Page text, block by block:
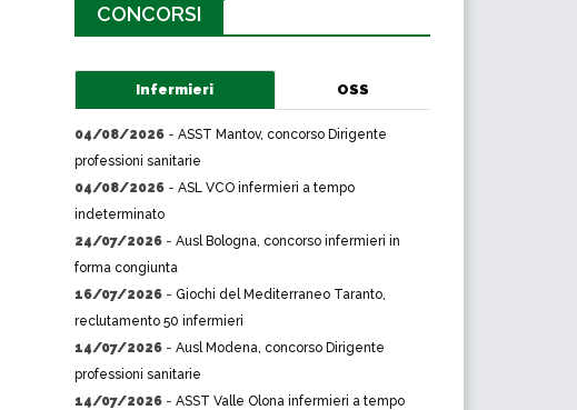
CONCORSI
Infermieri OSS
04/08/2026 - ASST Mantov, concorso Dirigente
professioni sanitarie
04/08/2026 - ASL VCO infermieri a tempo
indeterminato
24/07/2026 - Ausl Bologna, concorso infermieri in
forma congiunta
16/07/2026 - Giochi del Mediterraneo Taranto,
reclutamento 50 infermieri
14/07/2026 - Ausl Modena, concorso Dirigente
professioni sanitarie
14/07/2026 - ASST Valle Olona infermieri a tempo